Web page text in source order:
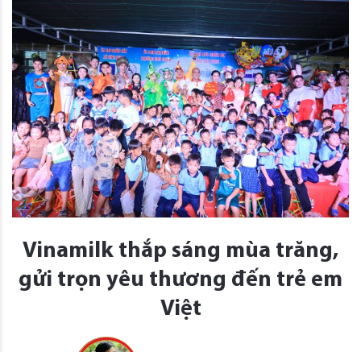
Vinamilk thắp sáng mùa trăng,
gửi trọn yêu thương đến trẻ em
Việt